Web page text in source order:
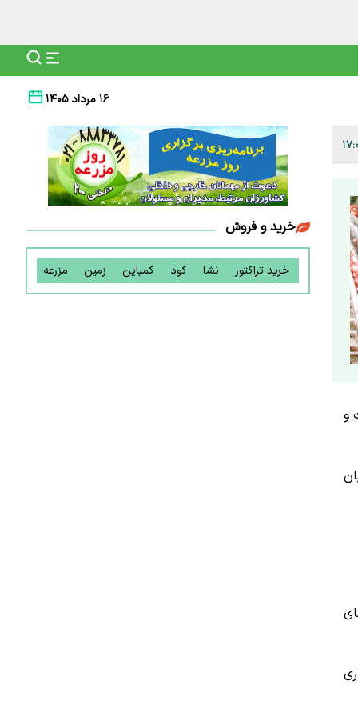
۱۶ مرداد ۱۴۰۵
و
خرید و فروش
خرید تراکتور نشا کود کمباین زمین مزرعه